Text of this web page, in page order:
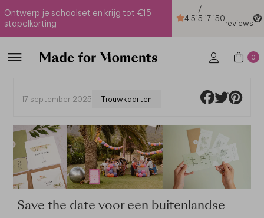
Ontwerp je schoolset en krijg tot €15
stapelkorting
4.51
/
5
-
17.150+
reviews
0
17 september 2025 Trouwkaarten
Save the date voor een buitenlandse